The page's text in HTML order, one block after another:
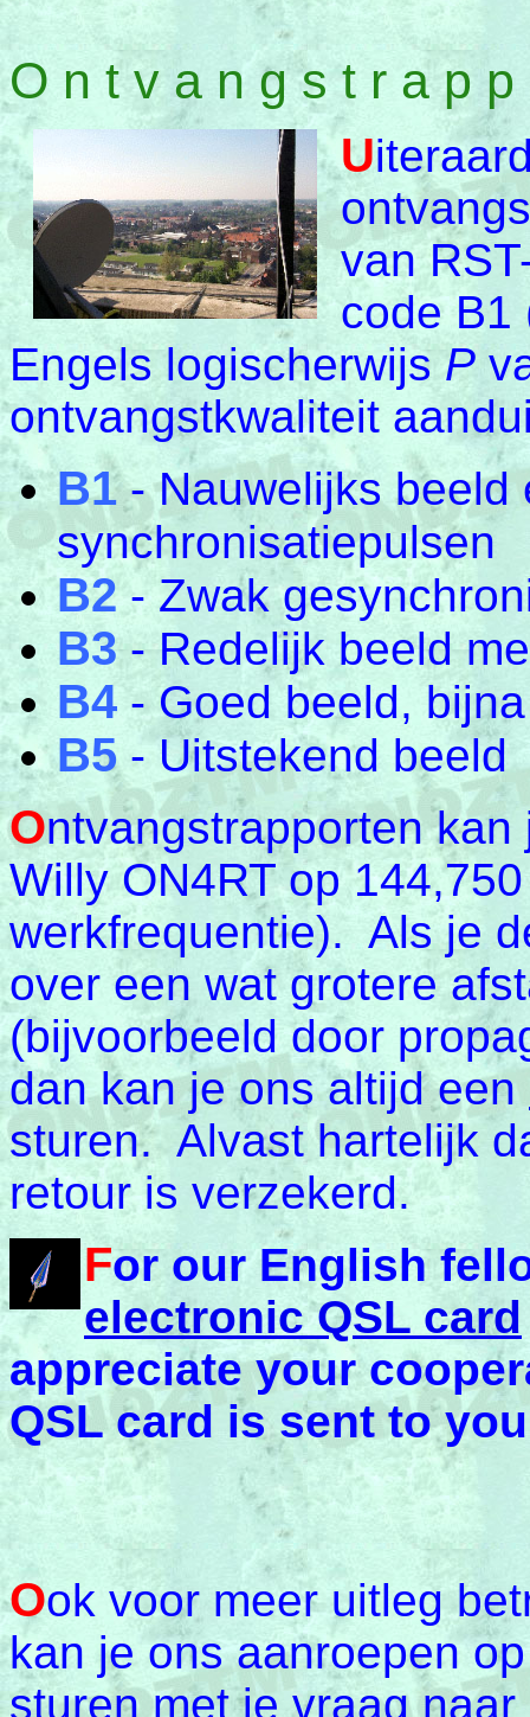
O n t v a n g s t r a p p
U
van
code
Engels logischerwijsP
ontvangstkwaliteit
B1- Nauwelijks beeld
synchronisatiepulsen
B2- Zwak
B3- Redelijk beeld
B4- Goed beeld,
B5 - Uitstekend beeld
Ontvangstrapporten
Willy ON4RT op
werkfrequentie). Als je
over een wat grotere
(bijvoorbeeld door
dan kan je ons altijd een
sturen. Alvast hartelijk
retour is verzekerd.
For our English
electronic QSL card
appreciate your
QSL card is sent to
Ook voor meer uitleg
kan je ons aanroepen
sturen met je vraag naar